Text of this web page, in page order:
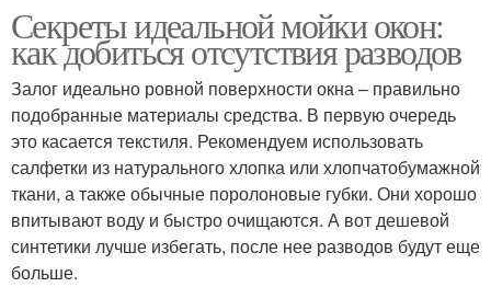
Секреты идеальной мойки окон:
как добиться отсутствия разводов
Залог идеально ровной поверхности окна – правильно
подобранные материалы средства. В первую очередь
это касается текстиля. Рекомендуем использовать
салфетки из натурального хлопка или хлопчатобумажной
ткани, а также обычные поролоновые губки. Они хорошо
впитывают воду и быстро очищаются. А вот дешевой
синтетики лучше избегать, после нее разводов будут еще
больше.